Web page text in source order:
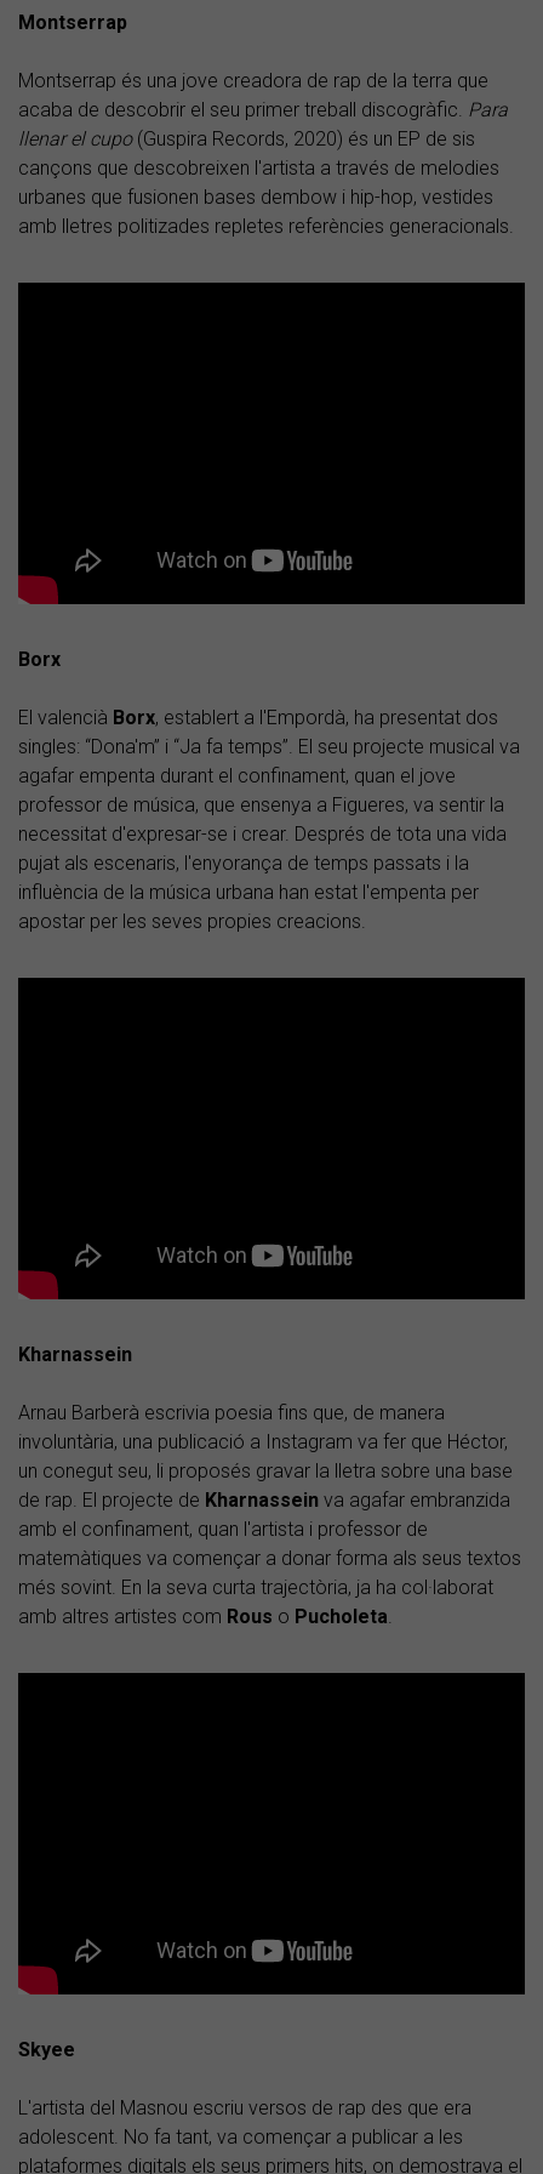
Montserrap
Montserrap és una jove creadora de rap de la terra que
acaba de descobrir el seu primer treball discogràfic. Para
llenar el cupo(Guspira Records, 2020) és un EP de sis
cançons que descobreixen l'artista a través de melodies
urbanes que fusionen bases dembow i hip-hop, vestides
amb lletres politizades repletes referències generacionals.
Borx
El valencià Borx, establert a l'Empordà, ha presentat dos
singles: “Dona'm” i “Ja fa temps”. El seu projecte musical va
agafar empenta durant el confinament, quan el jove
professor de música, que ensenya a Figueres, va sentir la
necessitat d'expresar-se i crear. Després de tota una vida
pujat als escenaris, l'enyorança de temps passats i la
influència de la música urbana han estat l'empenta per
apostar per les seves propies creacions.
Kharnassein
Arnau Barberà escrivia poesia fins que, de manera
involuntària, una publicació a Instagram va fer que Héctor,
un conegut seu, li proposés gravar la lletra sobre una base
de rap. El projecte de Kharnassein va agafar embranzida
amb el confinament, quan l'artista i professor de
matemàtiques va començar a donar forma als seus textos
més sovint. En la seva curta trajectòria, ja ha col·laborat
amb altres artistes com Rous o Pucholeta.
Skyee
L'artista del Masnou escriu versos de rap des que era
adolescent. No fa tant, va començar a publicar a les
plataformes digitals els seus primers hits, on demostrava el